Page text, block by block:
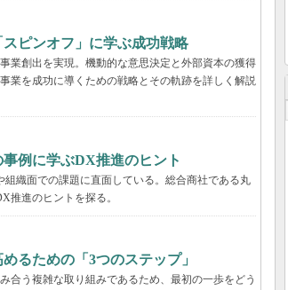
ピンオフ」に学ぶ成功戦略
業創出を実現。機動的な意思決定と外部資本の獲得
業を成功に導くための戦略とその軌跡を詳しく解説
例に学ぶDX推進のヒント
織面での課題に直面している。総合商社である丸
推進のヒントを探る。
るための「3つのステップ」
合う複雑な取り組みであるため、最初の一歩をどう